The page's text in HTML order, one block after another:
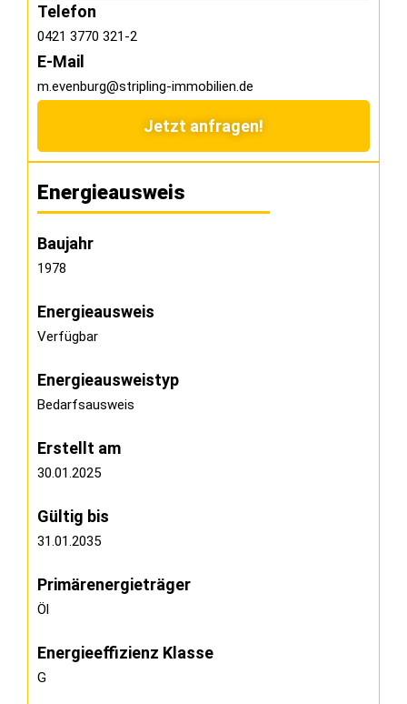
Telefon
0421 3770 321-2
E-Mail
m.evenburg@stripling-immobilien.de
Jetzt anfragen!
Energieausweis
Baujahr
1978
Energieausweis
Verfügbar
Energie­ausweistyp
Bedarfsausweis
Erstellt am
30.01.2025
Gültig bis
31.01.2035
Primärenergieträger
Öl
Energieeffizienz Klasse
G